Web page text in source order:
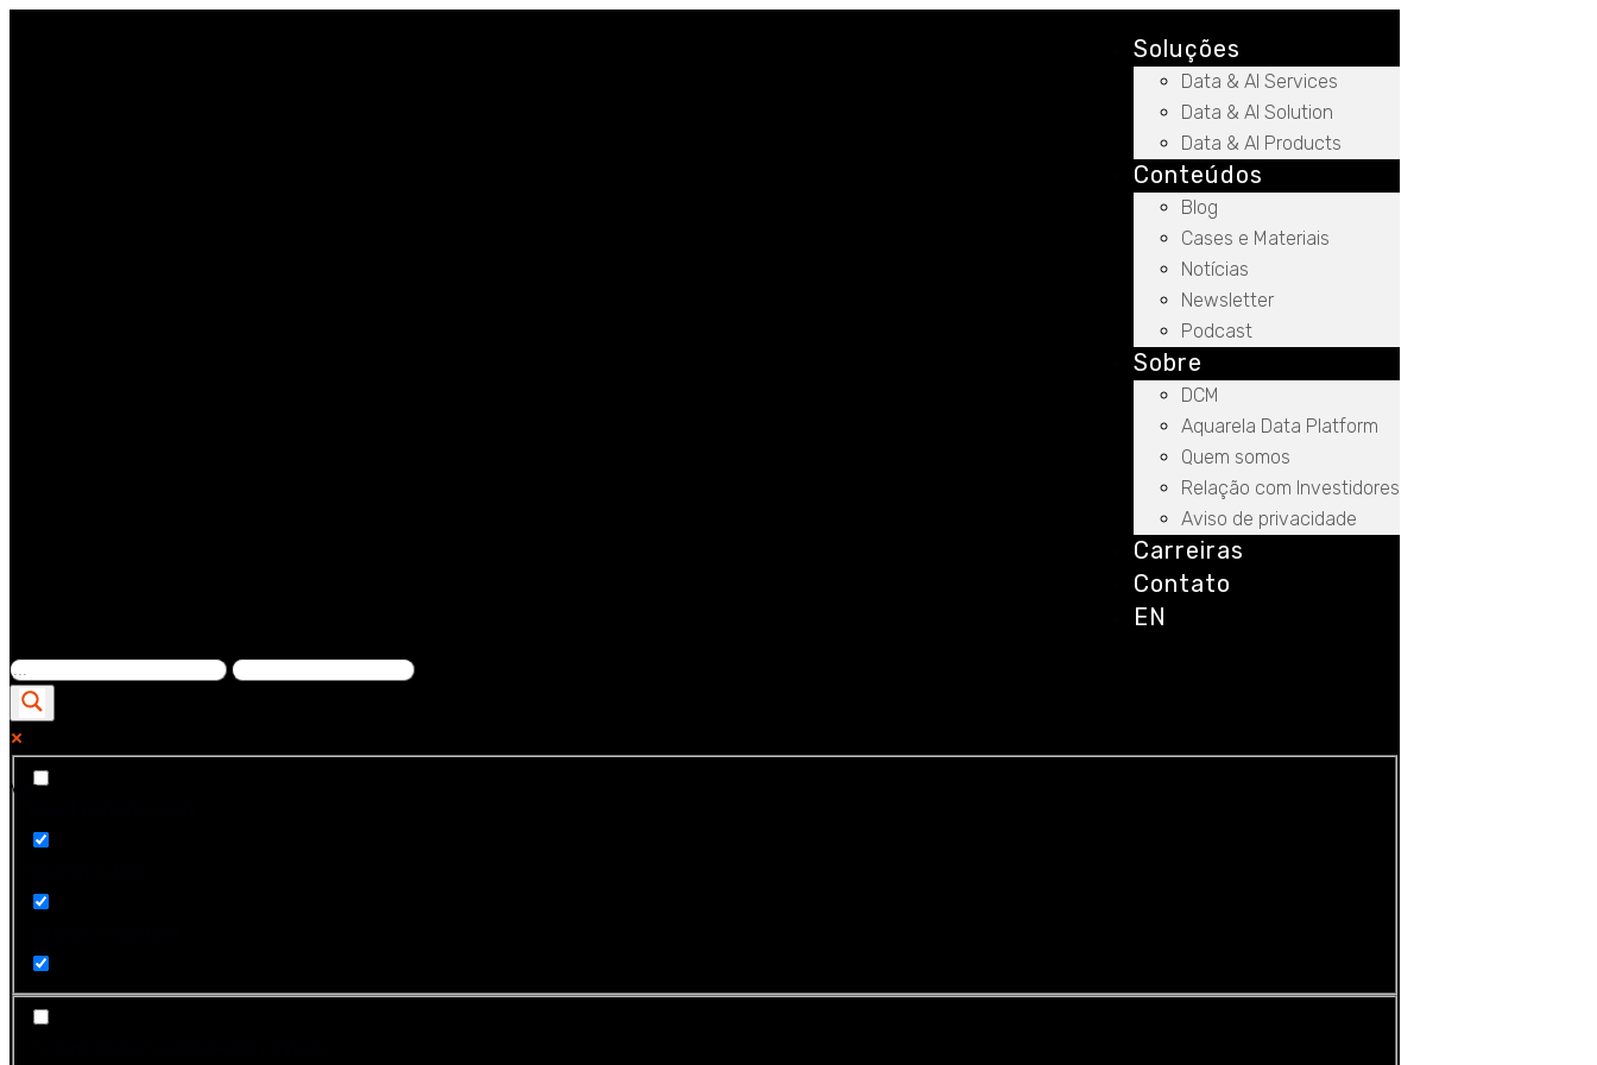
Soluções
Data & AI Services
Data & AI Solution
Data & AI Products
Conteúdos
Blog
Cases e Materiais
Notícias
Newsletter
Podcast
Sobre
DCM
Aquarela Data Platform
Quem somos
Relação com Investidores
Aviso de privacidade
Carreiras
Contato
EN
Ver...